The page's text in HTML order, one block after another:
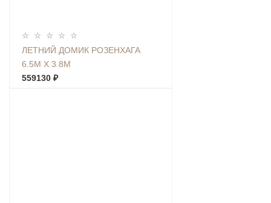
ЛЕТНИЙ ДОМИК РОЗЕНХАГА
6.5М Х 3.8М
559130 ₽